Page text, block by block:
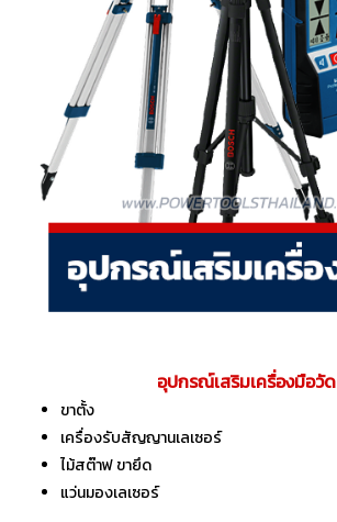
อุปกรณ์เสริมเครื่องมือวัด
ขาตั้ง
เครื่องรับสัญญานเลเซอร์
ไม้สต๊าฟ ขายึด
แว่นมองเลเซอร์